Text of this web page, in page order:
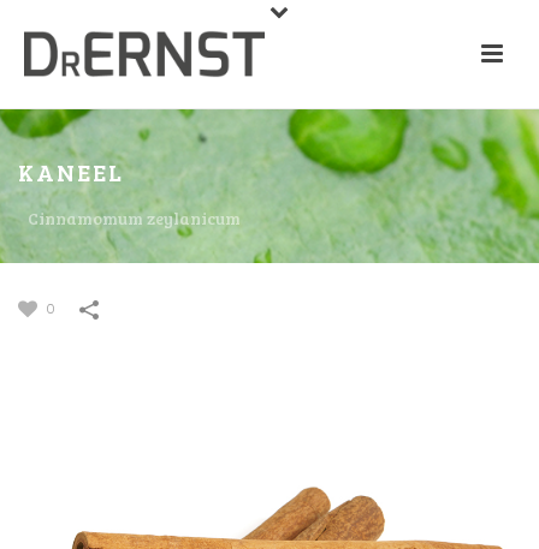
KANEEL
Cinnamomum zeylanicum
0